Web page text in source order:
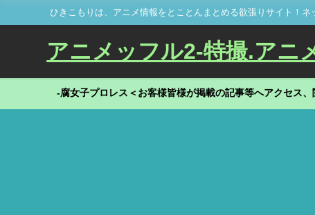
ひきこもりは、アニメ情報をとことんまとめる欲張りサイト！
アニメッフル2-特撮.アニ
-腐女子プロレス＜お客様皆様が掲載の記事等へアクセス